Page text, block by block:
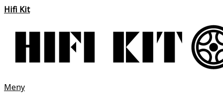
Hifi Kit
Meny